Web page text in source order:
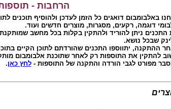
הרחבות -
באלבומבום דואגים כל הזמן לעדכן ולהוסיף תוכנים
דוגמה, רקעים, מסגרות, מוצרים חדשים ועוד.
התכנים ניתן להוריד ולהתקין בקלות בכל מחשב
שבכל נושא.
ההתקנה, יתווספו התכנים שהורדתם לתוכן הקיים
להתקין את התוספות רק לאחר שתוכנת אלבומבום
מפורט לגבי הורדה והתקנה של התוספות -לחץ כאן.